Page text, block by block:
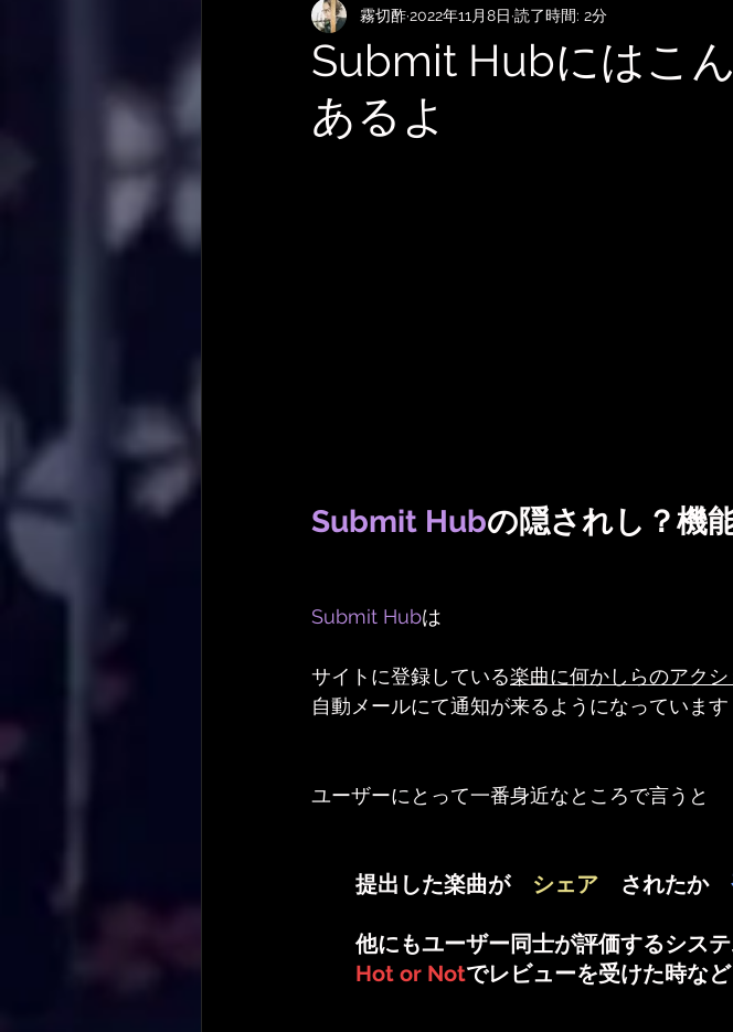
KEMPERおすすめRig・使い方 SubmitHub
やってみた・活動記録
Submit Hubにはこ
あるよ
霧切酢2022年11月8日 読了時間: 2分
Submit Hubの隠されし？機
Submit Hubは
サイトに登録している楽曲に何かしらのアクシ
自動メールにて通知が来るようになっています
ユーザーにとって一番身近なところで言うと
提出した楽曲が シェア されたか
他にもユーザー同士が評価するシス
Hot or Notでレビューを受けた時など